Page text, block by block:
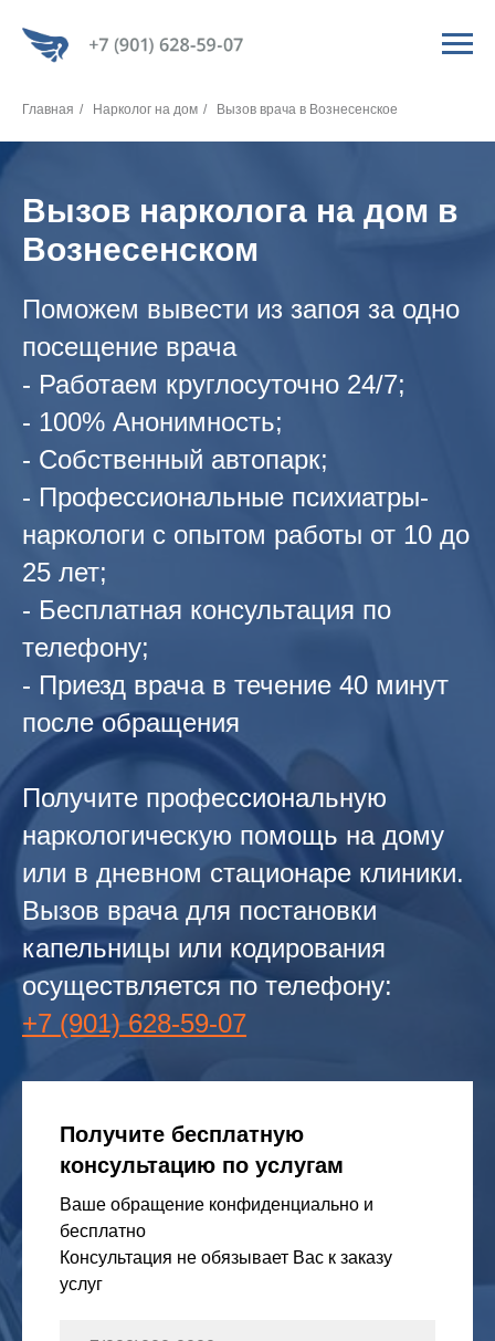
Главная / Нарколог на дом / Вызов врача в Вознесенское
Вызов нарколога на дом в
Вознесенском
Поможем вывести из запоя за одно
посещение врача
- Работаем круглосуточно 24/7;
- 100% Анонимность;
- Собственный автопарк;
- Профессиональные психиатры-
наркологи с опытом работы от 10 до
25 лет;
- Бесплатная консультация по
телефону;
- Приезд врача в течение 40 минут
после обращения
Получите профессиональную
наркологическую помощь на дому
или в дневном стационаре клиники.
Вызов врача для постановки
капельницы или кодирования
осуществляется по телефону:
+7 (901) 628-59-07
Получите бесплатную
консультацию по услугам
Ваше обращение конфиденциально и
бесплатно
Консультация не обязывает Вас к заказу
услуг